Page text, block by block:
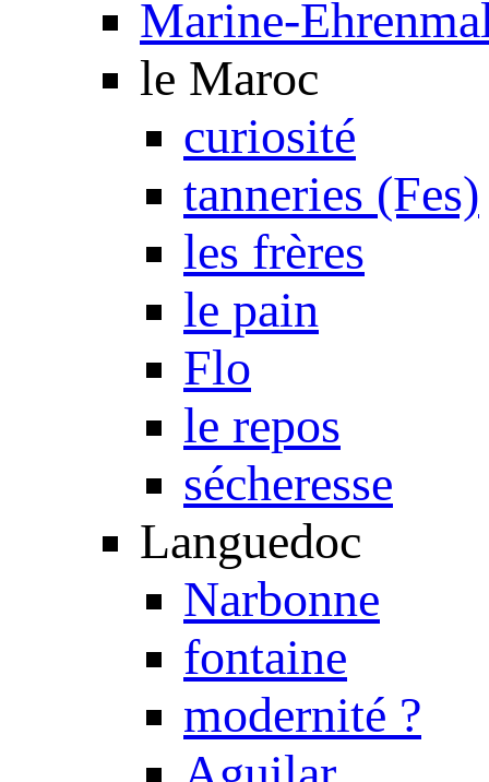
Marine-
le Maroc
curiosité
tanneries (Fes)
les frères
le pain
Flo
le repos
sécheresse
Languedoc
Narbonne
fontaine
modernité ?